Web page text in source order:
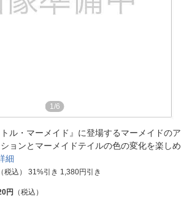
1/6
ル・マーメイド』に登場するマーメイドのア
ョンとマーメイドテイルの色の変化を楽しめ
細
税込） 31%引き 1,380円引き
円 （税込）